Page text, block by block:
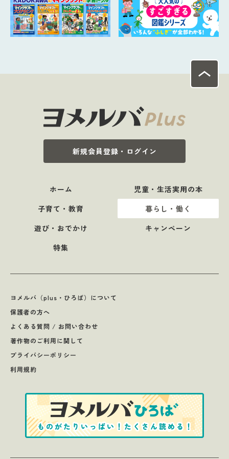
新規会員登録・ログイン
ホーム
児童・生活実用の本
子育て・教育
暮らし・働く
遊び・おでかけ
キャンペーン
特集
ヨメルバ（plus・ひろば）について
保護者の方へ
よくある質問 / お問い合わせ
著作物のご利用に関して
プライバシーポリシー
利用規約